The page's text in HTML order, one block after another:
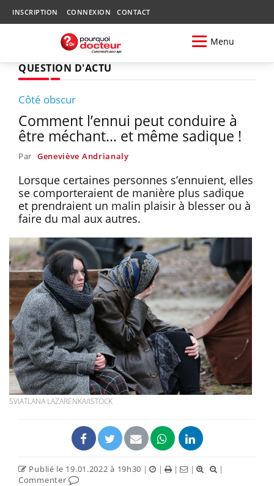
INSCRIPTION CONNEXION CONTACT
Menu
QUESTION D'ACTU
Côté obscur
Comment l’ennui peut conduire à
être méchant… et même sadique !
Par Geneviève Andrianaly
Lorsque certaines personnes s’ennuient, elles
se comporteraient de manière plus sadique
et prendraient un malin plaisir à blesser ou à
faire du mal aux autres.
SVIATLANA LAZARENKA/ISTOCK
Publié le 19.01.2022 à 19h30 | | | |
|
Commenter